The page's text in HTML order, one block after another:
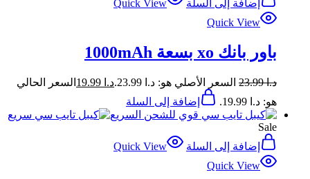
إضافة إلى السلة
Quick View
Quick View
باور بانك xo بسعة 1000mAh
د.ا23.99 السعر الأصلي هو: د.ا 23.99. د.ا
السعر الحالي
هو: د.ا 19.99.
إضافة إلى السلة
Sale
إضافة إلى السلة
Quick View
Quick View